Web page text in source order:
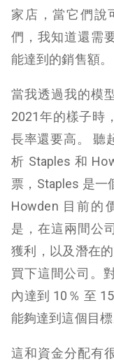
家店，當它們說
們，我知道還需
能達到的銷售額。
當我透過我的模
2021年的樣子時
長率還要高。 聽
析 Staples 和
票，Staples 是一
Howden 目前的
是，在這兩間公
獲利，以及潛在
買下這間公司。
內達到 10％ 至
能夠達到這個目標
這和資金分配有